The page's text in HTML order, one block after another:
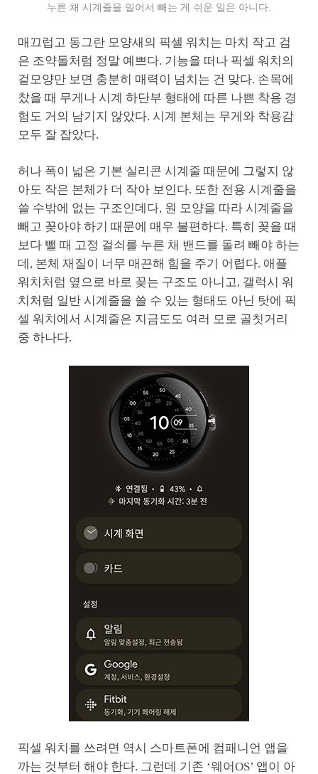
누른 채 시계줄을 밀어서 빼는 게 쉬운 일은 아니다.
매끄럽고 동그란 모양새의 픽셀 워치는 마치 작고 검
은 조약돌처럼 정말 예쁘다. 기능을 떠나 픽셀 워치의
겉모양만 보면 충분히 매력이 넘치는 건 맞다. 손목에
찼을 때 무게나 시계 하단부 형태에 따른 나쁜 착용 경
험도 거의 남기지 않았다. 시계 본체는 무게와 착용감
모두 잘 잡았다.
허나 폭이 넓은 기본 실리콘 시계줄 때문에 그렇지 않
아도 작은 본체가 더 작아 보인다. 또한 전용 시계줄을
쓸 수밖에 없는 구조인데다, 원 모양을 따라 시계줄을
빼고 꽂아야 하기 때문에 매우 불편하다. 특히 꽂을 때
보다 뺄 때 고정 걸쇠를 누른 채 밴드를 돌려 빼야 하는
데, 본체 재질이 너무 매끈해 힘을 주기 어렵다. 애플
워치처럼 옆으로 바로 꽂는 구조도 아니고, 갤럭시 워
치처럼 일반 시계줄을 쓸 수 있는 형태도 아닌 탓에 픽
셀 워치에서 시계줄은 지금도도 여러 모로 골칫거리
중 하나다.
픽셀 워치를 쓰려면 역시 스마트폰에 컴패니언 앱을
까는 것부터 해야 한다. 그런데 기존 ‘웨어OS’ 앱이 아